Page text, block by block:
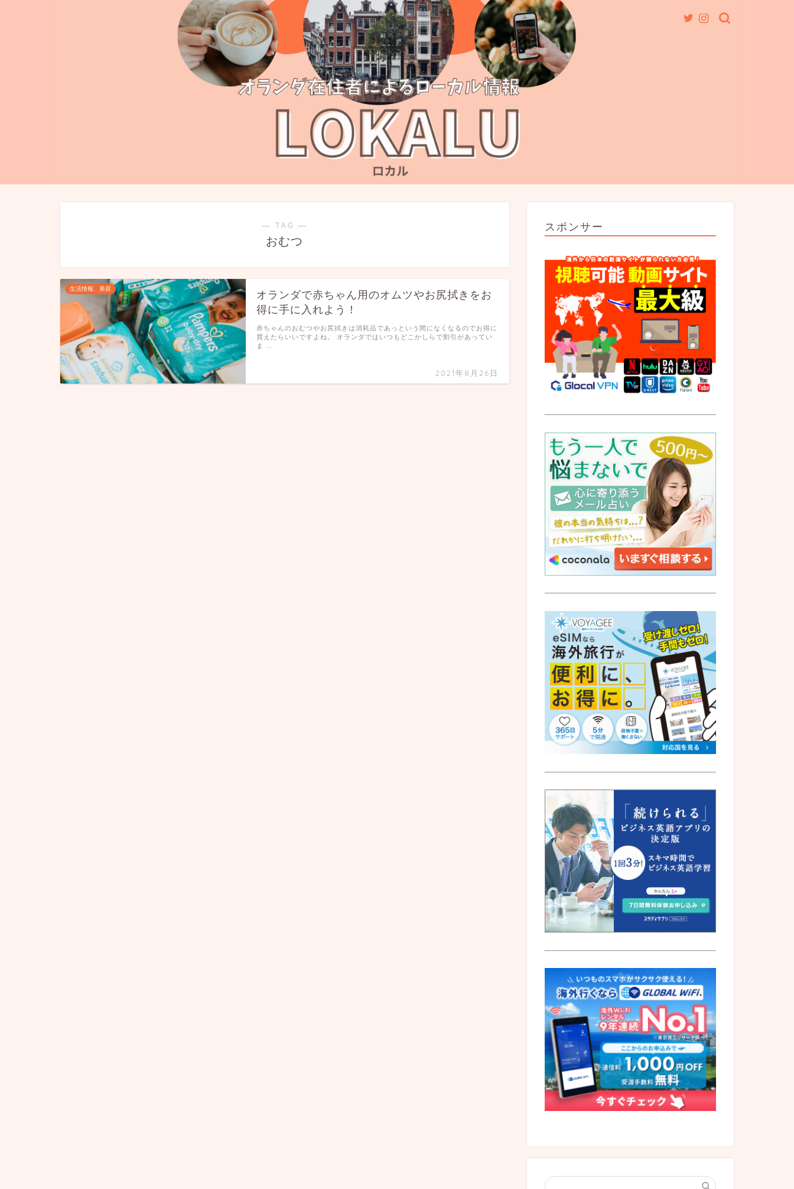
― TAG ―
おむつ
生活情報、美容
オランダで赤ちゃん用のオムツやお尻拭きをお
得に手に入れよう！
2021年8月26日
赤ちゃんのおむつやお尻拭きは消耗品であっという間になくなるのでお得に
買えたらいいですよね。 オランダではいつもどこかしらで割引があってい
ま …
スポンサー